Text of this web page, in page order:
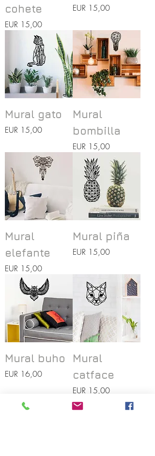
cohete
Precio
EUR 15,00
Precio
EUR 15,00
Mural gato
Precio
EUR 15,00
Mural
bombilla
Precio
EUR 15,00
Mural
elefante
Precio
EUR 15,00
Mural piña
Precio
EUR 15,00
Mural buho
Precio
EUR 16,00
Mural
catface
Precio
EUR 15,00